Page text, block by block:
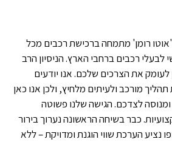
מ-15 שנים ש'אוטו רומן' מתמחה ברכישת רכבים מכל
רכבים ברחבי הארץ. הניסיון הרב
את הצרכים שלכם. אנו יודעים
מורכב ולעיתים מלחיץ, ולכן אנו כאן
ומנוסה לצדכם. הגישה שלנו פשוטה
כבר בשיחה הראשונה נערוך בירור
נציע הערכת שווי הוגנת ומדויקת – ללא